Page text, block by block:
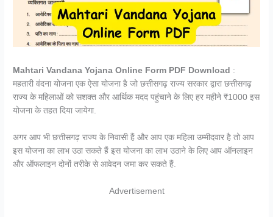
Mahtari Vandana Yojana Online Form PDF Download :
महतारी वंदना योजना एक ऐसा योजना है जो छत्तीसगढ़ राज्य सरकार द्वारा छत्तीसगढ़
राज्य के महिलाओं को सशक्त और आर्थिक मदद पहुंचाने के लिए हर महीने ₹1000 इस
योजना के तहत दिया जायेगा.
अगर आप भी छत्तीसगढ़ राज्य के निवासी हैं और आप एक महिला उम्मीदवार है तो आप
इस योजना का लाभ उठा सकते हैं इस योजना का लाभ उठाने के लिए आप ऑनलाइन
और ऑफलाइन दोनों तरीके से आवेदन जमा कर सकते हैं.
Advertisement